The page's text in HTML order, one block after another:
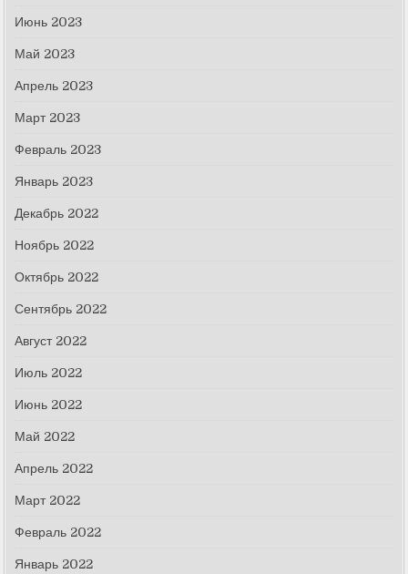
Июнь 2023
Май 2023
Апрель 2023
Март 2023
Февраль 2023
Январь 2023
Декабрь 2022
Ноябрь 2022
Октябрь 2022
Сентябрь 2022
Август 2022
Июль 2022
Июнь 2022
Май 2022
Апрель 2022
Март 2022
Февраль 2022
Январь 2022